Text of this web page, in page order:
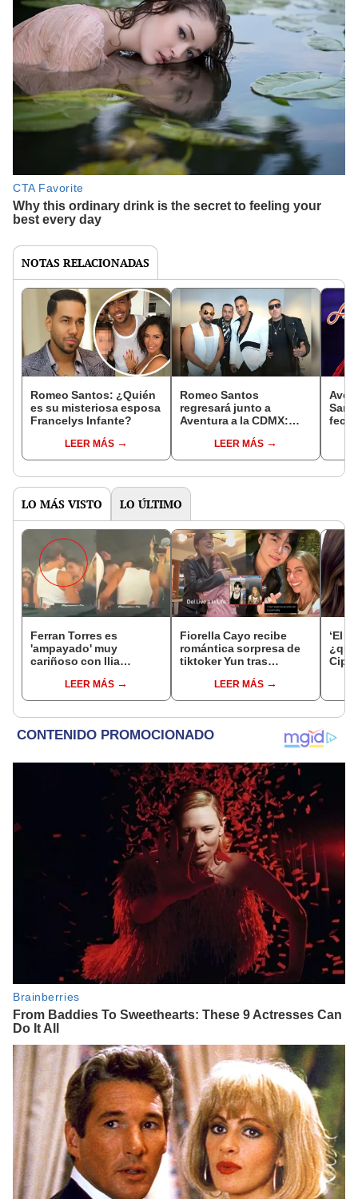
NOTAS RELACIONADAS
Romeo Santos: ¿Quién
es su misteriosa esposa
Francelys Infante?
LEER MÁS
Romeo Santos
regresará junto a
Aventura a la CDMX:
confirmadas y cómo
comprar boletos
LEER MÁS
LO MÁS VISTO LO ÚLTIMO
Ferran Torres es
'ampayado' muy
cariñoso con Ilia
artes marciales, y
desata gran revuelo en
LEER MÁS
Fiorella Cayo recibe
romántica sorpresa de
tiktoker Yun tras
"Solo viajé para verte"
LEER MÁS
‘El